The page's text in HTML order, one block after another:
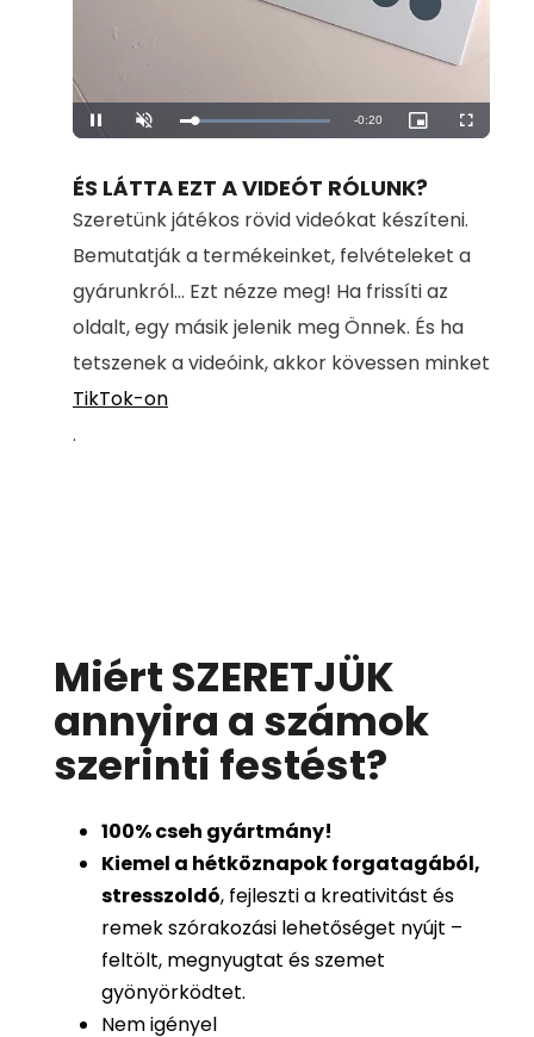
Pause Unmute Loaded:
100.00%
Remaining
-0:20
Picture-
in-
Fullscreen
ÉS LÁTTA EZT A VIDEÓT RÓLUNK?
Szeretünk játékos rövid videókat készíteni.
Bemutatják a termékeinket, felvételeket a
gyárunkról... Ezt nézze meg! Ha frissíti az
oldalt, egy másik jelenik meg Önnek. És ha
tetszenek a videóink, akkor kövessen minket
TikTok-on
.
Miért SZERETJÜK
annyira a számok
szerinti festést?
100%cseh gyártmány!
Kiemel a hétköznapok forgatagából,
stresszoldó, fejleszti a kreativitást és
remek szórakozási lehetőséget nyújt –
feltölt, megnyugtat és szemet
gyönyörködtet.
Nem igényel